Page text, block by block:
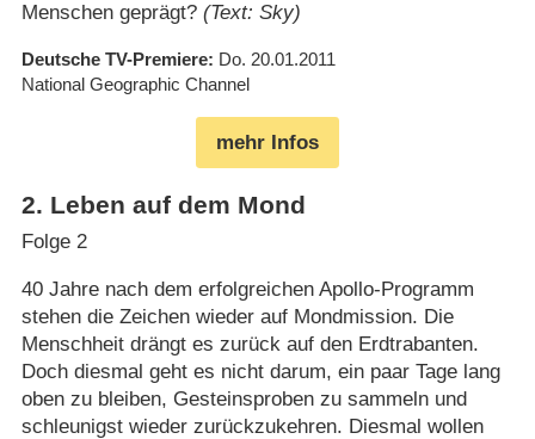
Menschen geprägt? (Text: Sky)
Deutsche TV-Premiere Do. 20.01.2011
National Geographic Channel
mehr Infos
2. Leben auf dem Mond
Folge 2
40 Jahre nach dem erfolgreichen Apollo-Programm
stehen die Zeichen wieder auf Mondmission. Die
Menschheit drängt es zurück auf den Erdtrabanten.
Doch diesmal geht es nicht darum, ein paar Tage lang
oben zu bleiben, Gesteinsproben zu sammeln und
schleunigst wieder zurückzukehren. Diesmal wollen